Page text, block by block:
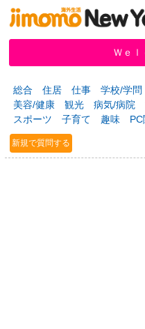
新規登録
掲示板 タウン情報
Ｗｅｌ
総合 住居 仕事 学校/学問
美容/健康
観光 病気/病院
スポーツ
子育て 趣味
新規で質問する